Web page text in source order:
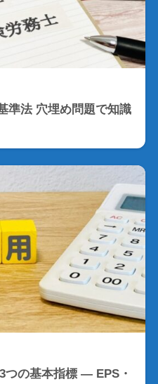
準法 穴埋め問題で知識
つの基本指標 ― EPS・